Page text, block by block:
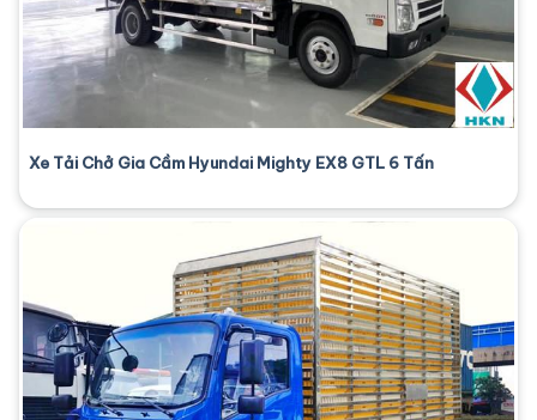
Xe Tải Chở Gia Cầm Hyundai Mighty EX8 GTL 6 Tấn